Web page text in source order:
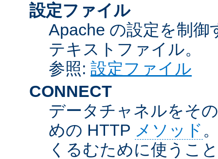
設定ファイル
Apache の設定を制
テキストファイル。
参照: 設定ファイル
CONNECT
データチャネルをそ
めの HTTP メソッド
くるむために使うこ